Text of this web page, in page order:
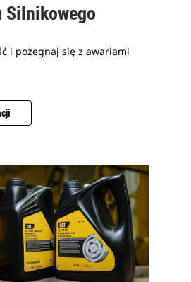
Silnikowego
i pożegnaj się z awariami